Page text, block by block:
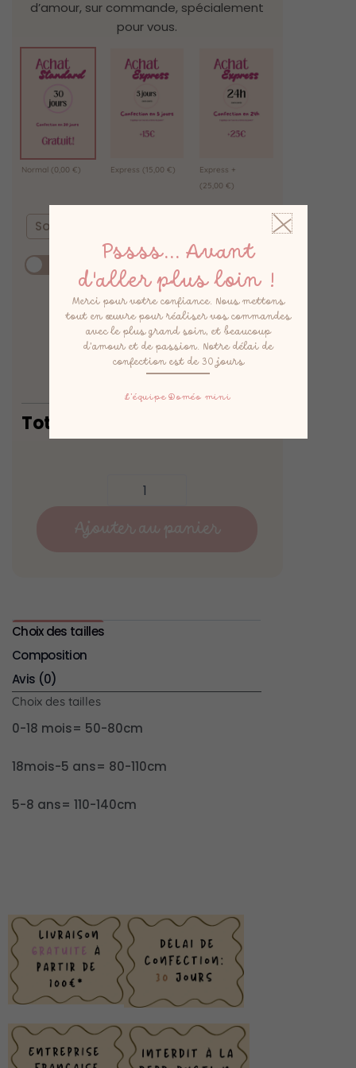
d’amour, sur commande, spécialement
pour vous.
Normal (0,00 €) Express (15,00 €)
Express +
(25,00 €)
Souhaitez-vous ajouter une poche ?
Option coeur + froufrou
Option coeur(10,00 €)
Option froufrou(10,00 €)
Total
Choix des tailles
Composition
Avis (0)
Choix des tailles
0-18 mois= 50-80cm
18mois-5 ans= 80-110cm
5-8 ans= 110-140cm
Pssss... Avant
d'aller plus loin !
Merci pour votre confiance. Nous mettons
tout en œuvre pour réaliser vos commandes
avec le plus grand soin, et beaucoup
d’amour et de passion. Notre délai de
confection est de 30 jours
L’équipe Doméo mini